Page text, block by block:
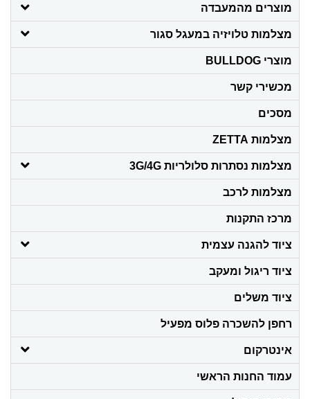
מוצרים מהמעבדה
מצלמות טלויזיה במעגל סגור
מוצרי BULLDOG
מכשירי קשר
מסכים
מצלמות ZETTA
מצלמות נסתרות סלולריות 3G/4G
מצלמות לרכב
מרכז התקנות
ציוד להגנה עצמית
ציוד ריגול ומעקב
ציוד משלים
רחפן להשכרה פלוס מפעיל
אינטרקום
עמוד החנות הראשי